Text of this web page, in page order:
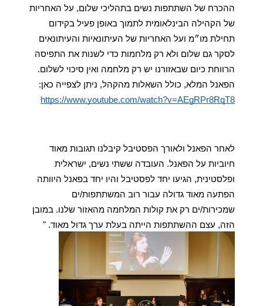
ההכרח של השתתפות נשים בתהליכי שלום, על האחריות
הרווחת כיום שבאזורנו יש רק מלחמה ואין סיכוי לשלום.
הפאנל המלא, כולל השאלות מהקהל, ניתן לצפייה כאן:
https://www.youtube.com/watch?v=AEgRPr8RqT8
לאחר הפאנל ולאורך הפסטיבל קיבלנו תגובות מאוד
חיוביות על הפאנל. העובדה ששתי נשים, ישראלית
הזה, עצם ההשתתפות הייתה בעלת ערך גדול מאוד. "